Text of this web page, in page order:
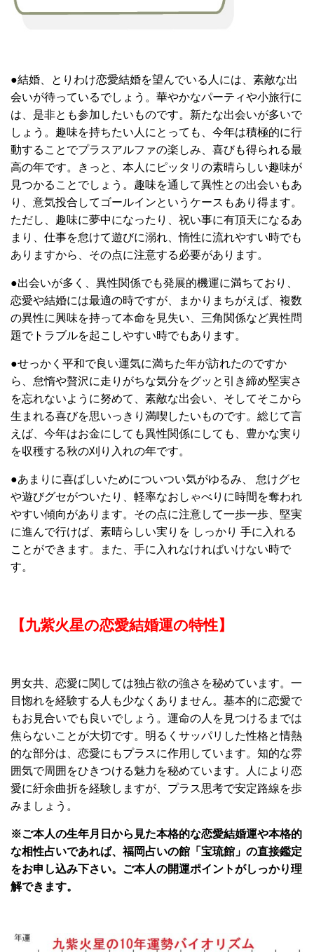
●結婚、とりわけ恋愛結婚を望んでいる人には、素敵な出
会いが待っているでしょう。華やかなパーティや小旅行に
は、是非とも参加したいものです。新たな出会いが多いで
しょう。趣味を持ちたい人にとっても、今年は積極的に行
動することでプラスアルファの楽しみ、喜びも得られる最
高の年です。きっと、本人にピッタリの素晴らしい趣味が
見つかることでしょう。趣味を通して異性との出会いもあ
り、意気投合してゴールインというケースもあり得ます。
ただし、趣味に夢中になったり、祝い事に有頂天になるあ
まり、仕事を怠けて遊びに溺れ、惰性に流れやすい時でも
ありますから、その点に注意する必要があります。
●出会いが多く、異性関係でも発展的機運に満ちており、
恋愛や結婚には最適の時ですが、まかりまちがえば、複数
の異性に興味を持って本命を見失い、三角関係など異性問
題でトラブルを起こしやすい時でもあります。
●せっかく平和で良い運気に満ちた年が訪れたのですか
ら、怠惰や贅沢に走りがちな気分をグッと引き締め堅実さ
を忘れないように努めて、素敵な出会い、そしてそこから
生まれる喜びを思いっきり満喫したいものです。総じて言
えば、今年はお金にしても異性関係にしても、豊かな実り
を収穫する秋の刈り入れの年です。
●あまりに喜ばしいためについつい気がゆるみ、 怠けグセ
や遊びグセがついたり、軽率なおしゃべりに時間を奪われ
やすい傾向があります。その点に注意して一歩一歩、堅実
に進んで行けば、素晴らしい実りを しっかり 手に入れる
ことができます。また、手に入れなければいけない時で
す。
【九紫火星の恋愛結婚運の特性】
男女共、恋愛に関しては独占欲の強さを秘めています。一
目惚れを経験する人も少なくありません。基本的に恋愛で
もお見合いでも良いでしょう。運命の人を見つけるまでは
焦らないことが大切です。明るくサッパリした性格と情熱
的な部分は、恋愛にもプラスに作用しています。知的な雰
囲気で周囲をひきつける魅力を秘めています。人により恋
愛に紆余曲折を経験しますが、プラス思考で安定路線を歩
みましょう。
※ご本人の生年月日から見た本格的な恋愛結婚運や本格的
な相性占いであれば、福岡占いの館「宝琉館」の直接鑑定
をお申し込み下さい。ご本人の開運ポイントがしっかり理
解できます。